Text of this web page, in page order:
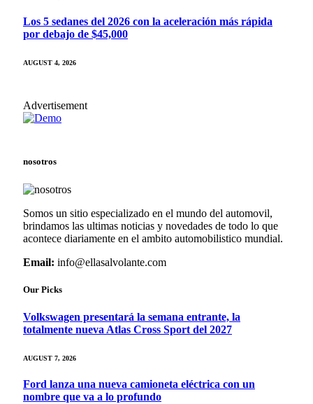
Los 5 sedanes del 2026 con la aceleración más rápida
por debajo de $45,000
AUGUST 4, 2026
Advertisement
nosotros
Somos un sitio especializado en el mundo del automovil,
brindamos las ultimas noticias y novedades de todo lo que
acontece diariamente en el ambito automobilistico mundial.
Email: info@ellasalvolante.com
Our Picks
Volkswagen presentará la semana entrante, la
totalmente nueva Atlas Cross Sport del 2027
AUGUST 7, 2026
Ford lanza una nueva camioneta eléctrica con un
nombre que va a lo profundo